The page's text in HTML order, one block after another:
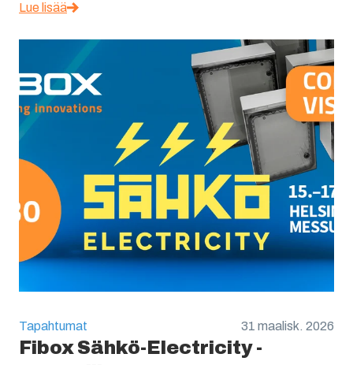
Lue lisää
Tapahtumat 31 maalisk. 2026
Fibox Sähkö-Electricity -